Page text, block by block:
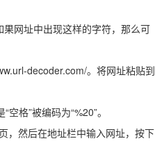
果网址中出现这样的字符，那么可
decoder.com/。将网址粘贴到
格”被编码为“%20”。
，然后在地址栏中输入网址，按下